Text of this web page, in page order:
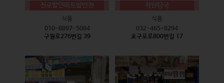
진로할인마트앞반찬
식품
010-8897-5084
구월로276번길 39
착한탕국
식품
032-465-8294
호구포로800번길 17